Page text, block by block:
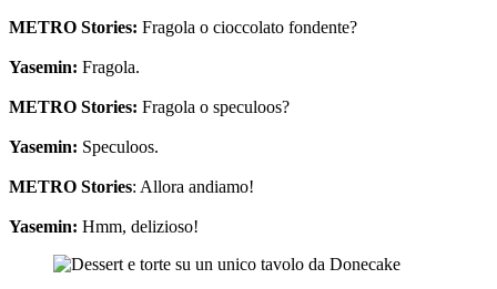
METRO Stories: Fragola o cioccolato fondente?
Yasemin: Fragola.
METRO Stories: Fragola o speculoos?
Yasemin: Speculoos.
METRO Stories: Allora andiamo!
Yasemin: Hmm, delizioso!